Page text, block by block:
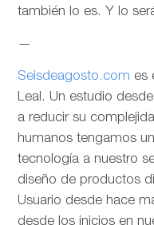
también lo es. Y lo
—
Seisdeagosto.com es
Leal. Un estudio
a reducir su
humanos tengamos
tecnología a nuestro
diseño de productos
Usuario desde hace
desde los inicios en